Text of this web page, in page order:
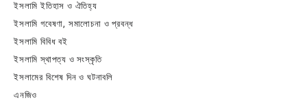
ইসলামি ইতিহাস ও ঐতিহ্য
ইসলামি গবেষণা, সমালোচনা ও প্রবন্ধ
ইসলামি বিবিধ বই
ইসলামি স্থাপত্য ও সংস্কৃতি
ইসলামের বিশেষ দিন ও ঘটনাবলি
এনজিও